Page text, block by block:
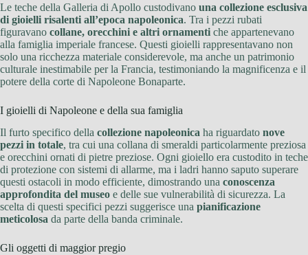
Le teche della Galleria di Apollo custodivano una collezione esclusiva
di gioielli risalenti all’epoca napoleonica. Tra i pezzi rubati
figuravano collane, orecchini e altri ornamenti che appartenevano
alla famiglia imperiale francese. Questi gioielli rappresentavano non
solo una ricchezza materiale considerevole, ma anche un patrimonio
culturale inestimabile per la Francia, testimoniando la magnificenza e il
potere della corte di Napoleone Bonaparte.
I gioielli di Napoleone e della sua famiglia
Il furto specifico della collezione napoleonica ha riguardato nove
pezzi in totale, tra cui una collana di smeraldi particolarmente preziosa
e orecchini ornati di pietre preziose. Ogni gioiello era custodito in teche
di protezione con sistemi di allarme, ma i ladri hanno saputo superare
questi ostacoli in modo efficiente, dimostrando una conoscenza
approfondita del museo e delle sue vulnerabilità di sicurezza. La
scelta di questi specifici pezzi suggerisce una pianificazione
meticolosa da parte della banda criminale.
Gli oggetti di maggior pregio